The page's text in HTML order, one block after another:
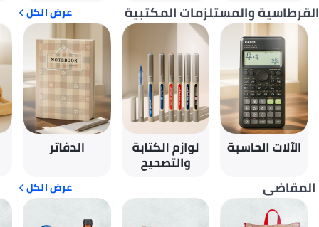
القرطاسية والمستلزمات المكتبية عرض الكل
المقاضي عرض الكل